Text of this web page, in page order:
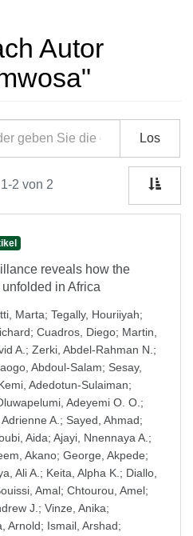
Autor
Los
2 von 2
reveals how the
in Africa
Marta; Tegally, Houriiyah;
; Cuadros, Diego; Martin,
A. ; Zerki, Abdel-Rahman N. ;
Abdoul-Salam; Sesay,
Adedotun-Sulaiman;
Adeyemi O. O. ;
A. ; Sayed, Ahmad;
Aida; Ajayi, Nnennaya A. ;
Akano; George, Akpede;
Ali A. ; Keita, Alpha K. ; Diallo,
Amal; Chtourou, Amel;
J. ; Vinze, Anika;
Arnold; Ismail, Arshad;